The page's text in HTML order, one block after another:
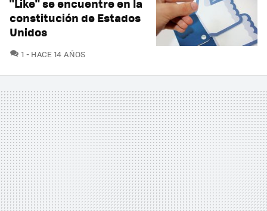
"Like" se encuentre en la
constitución de Estados
Unidos
1 COMENTARIOS
HACE 14 AÑOS